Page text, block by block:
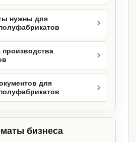
нужны для
для
бизнеса